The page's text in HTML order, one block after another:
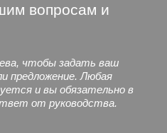
вопросам и
чтобы задать ваш
предложение. Любая
и вы обязательно в
от руководства.